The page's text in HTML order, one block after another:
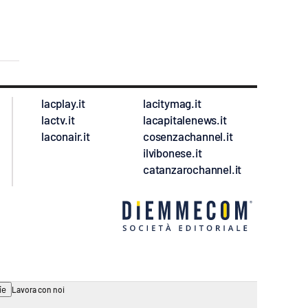
lacplay.it
lactv.it
laconair.it
lacitymag.it
lacapitalenews.it
cosenzachannel.it
ilvibonese.it
catanzarochannel.it
Lavora con noi